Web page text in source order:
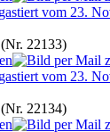
(Nr. 22133)
(Nr. 22134)